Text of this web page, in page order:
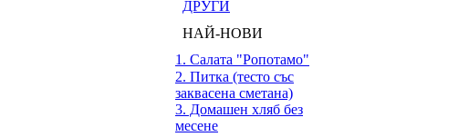
ДРУГИ
НАЙ-НОВИ
1. Салата "Ропотамо"
2. Питка (тесто със
заквасена сметана)
3. Домашен хляб без
месене